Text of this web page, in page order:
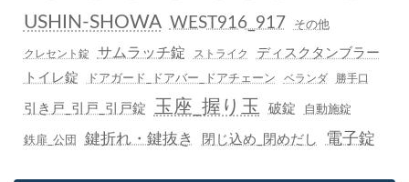
USHIN-SHOWA WEST916_917 その他
クレセント錠 サムラッチ錠 ストライク
ディスクタンブラー
トイレ錠
ドアガード_ドアバー_ドアチェーン ベランダ 勝手口
引き戸_引戸_引戸錠 玉座_握り玉 破錠 自動施錠
鉄扉_公団 鍵折れ・鍵抜き 閉じ込め_閉めだし 電子錠